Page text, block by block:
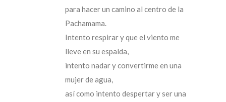
para hacer un camino al centro de la
Pachamama.
Intento respirar y que el viento me
lleve en su espalda,
intento nadar y convertirme en una
mujer de agua,
así como intento despertar y ser una